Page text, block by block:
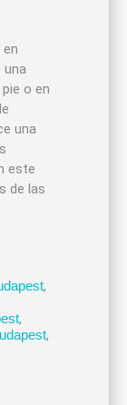
una
o en
una
este
de las
,
,
,